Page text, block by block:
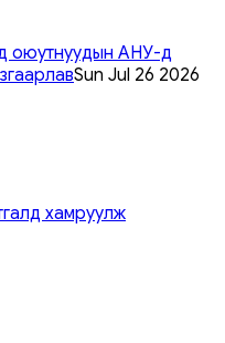
оюутнуудын АНУ-д
Sun Jul 26 2026
хамруулж